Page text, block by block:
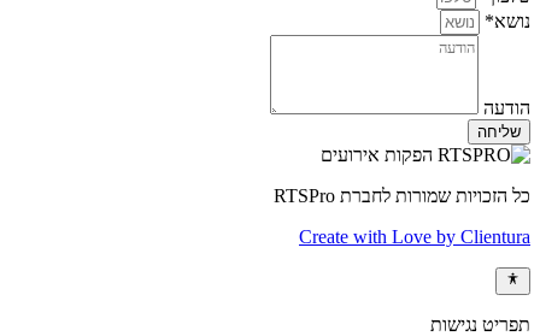
נושא*
הודעה
שליחה
כל הזכויות שמורות לחברת RTSPro
Create with Love by Clientura
תפריט נגישות